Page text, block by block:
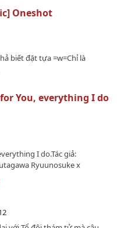
Oneshot
biết đặt tựa =w=Chỉ là
You, everything I do
I do.Tác giả:
Ryuunosuke x